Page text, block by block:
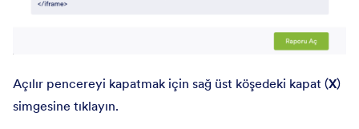
Açılır pencereyi kapatmak için sağ üst köşedeki kapat (X)
simgesine tıklayın.